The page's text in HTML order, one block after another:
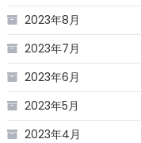
2023年8月
2023年7月
2023年6月
2023年5月
2023年4月